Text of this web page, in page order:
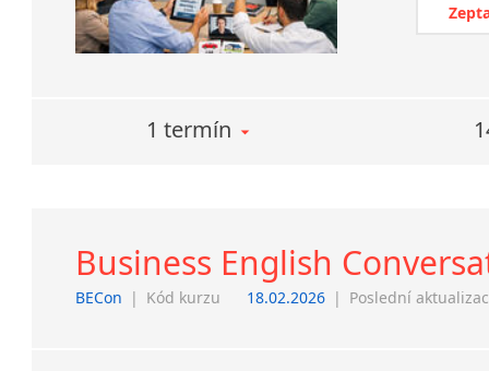
1 termín
Business English
BECon | Kód kurzu 18.02.2026 | Poslední